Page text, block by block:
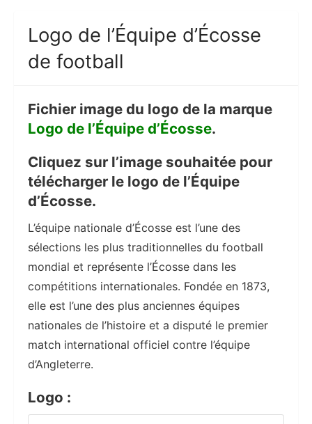
Logo de l’Équipe d’Écosse
de football
Fichier image du logo de la marque
Logo de l’Équipe d’Écosse.
Cliquez sur l’image souhaitée pour
télécharger le logo de l’Équipe
d’Écosse.
L’équipe nationale d’Écosse est l’une des
sélections les plus traditionnelles du football
mondial et représente l’Écosse dans les
compétitions internationales. Fondée en 1873,
elle est l’une des plus anciennes équipes
nationales de l’histoire et a disputé le premier
match international officiel contre l’équipe
d’Angleterre.
Logo :